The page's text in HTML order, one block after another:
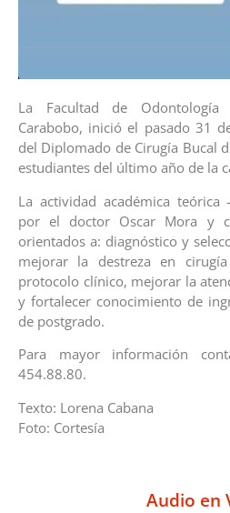
La Facultad de
Carabobo, inició el pasado 31
del Diplomado de Cirugía Bucal
estudiantes del último año de la
La actividad académica teórica
por el doctor Oscar Mora y
orientados a: diagnóstico y
mejorar la destreza en
protocolo clínico, mejorar la
y fortalecer conocimiento de
de postgrado.
Para mayor información
454.88.80.
Texto: Lorena Cabana
Foto: Cortesía
Audio en